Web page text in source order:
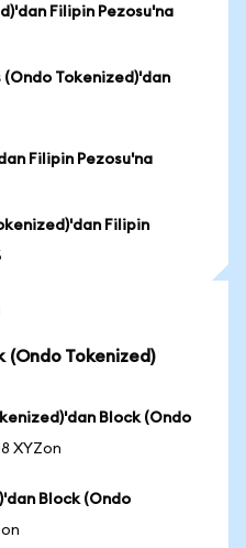
Filipin Pezosu'na
Tokenized)'dan
Filipin Pezosu'na
Filipin
Tokenized)
Block (Ondo
XYZon
Block (Ondo